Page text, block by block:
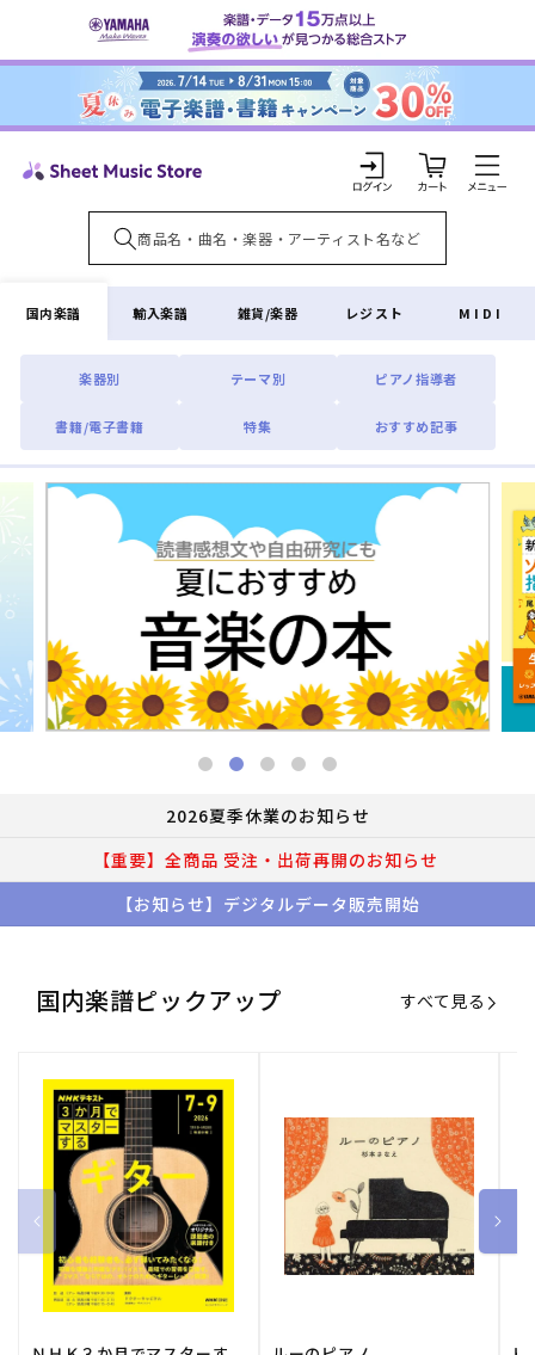
ンツに
ロ
グ
イ
ン
カ
ー
ト
国内楽譜
楽器別 テーマ別 ピアノ指導者
書籍/電子書籍 特集 おすすめ記事
輸入楽譜 雑貨/楽器 レジスト MIDI
2026夏季休業のお知らせ
【重要】全商品 受注・出荷再開のお知らせ
【お知らせ】デジタルデータ販売開始
国内楽譜ピックアップ すべて見る